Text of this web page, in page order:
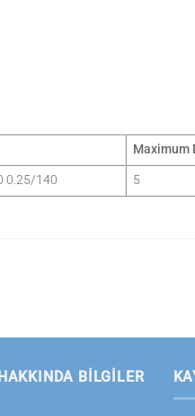
Maximum
0.25/140 5
BILGILER